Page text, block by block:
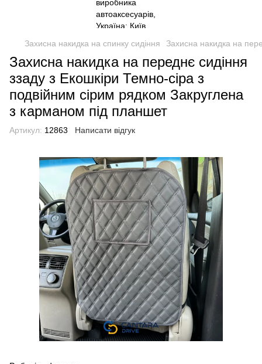
Захисна накидка на спинку сидіння Захисна накидка на
Захисна накидка на переднє сидіння
ззаду з Екошкіри Темно-сіра з
подвійним сірим рядком Закруглена
з карманом під планшет
Артикул: 12863 Написати відгук